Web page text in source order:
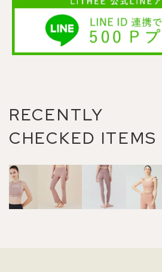
RECENTLY
CHECKED ITEMS